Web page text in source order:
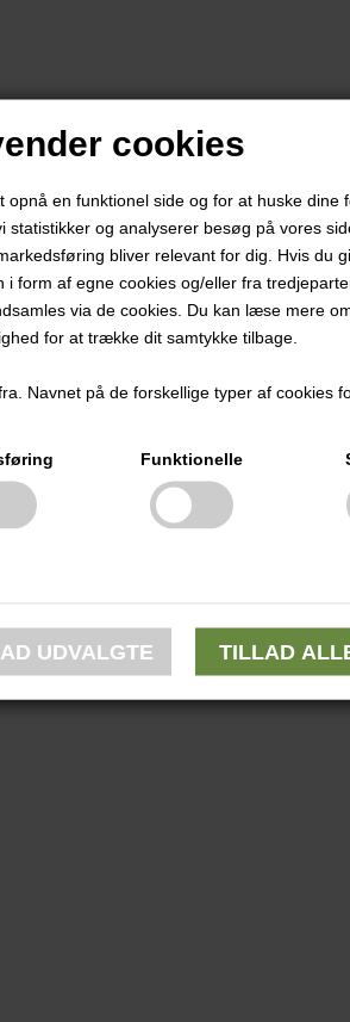
cookies
en funktionel side og for at huske dine
statistikker og analyserer besøg på vores
bliver relevant for dig. Hvis du
form af egne cookies og/eller fra
via de cookies. Du kan læse mere
for at trække dit samtykke tilbage.
Navnet på de forskellige typer af cookies
Funktionelle